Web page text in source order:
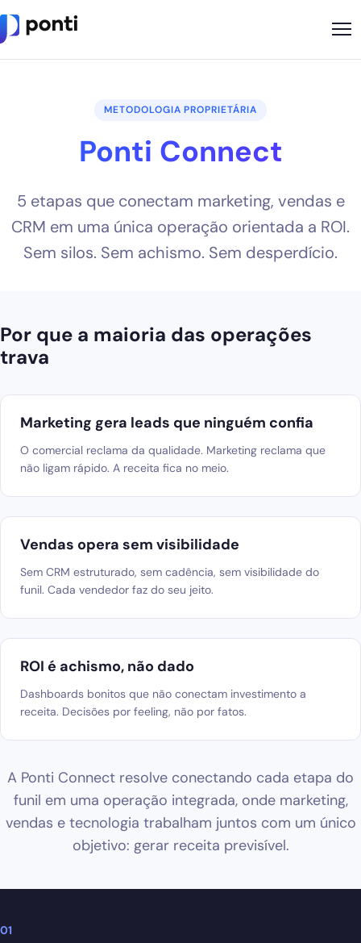
Nossos Apps
Ponti Indica
Founder
Solicitar diagnóstico gratuito
METODOLOGIA PROPRIETÁRIA
Ponti Connect
5 etapas que conectam marketing, vendas e
CRM em uma única operação orientada a ROI.
Sem silos. Sem achismo. Sem desperdício.
Por que a maioria das operações
trava
Marketing gera leads que ninguém confia
O comercial reclama da qualidade. Marketing reclama que
não ligam rápido. A receita fica no meio.
Vendas opera sem visibilidade
Sem CRM estruturado, sem cadência, sem visibilidade do
funil. Cada vendedor faz do seu jeito.
ROI é achismo, não dado
Dashboards bonitos que não conectam investimento a
receita. Decisões por feeling, não por fatos.
A Ponti Connect resolve conectando cada etapa do
funil em uma operação integrada, onde marketing,
vendas e tecnologia trabalham juntos com um único
objetivo: gerar receita previsível.
01